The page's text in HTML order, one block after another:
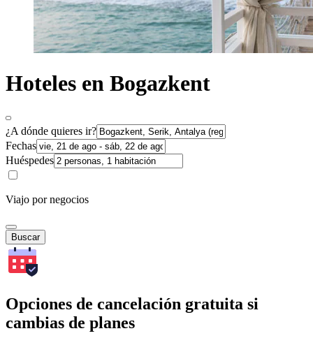
Hoteles en Bogazkent
¿A dónde quieres ir?
Fechas
Huéspedes
Viajo por negocios
Buscar
Opciones de cancelación gratuita si
cambias de planes